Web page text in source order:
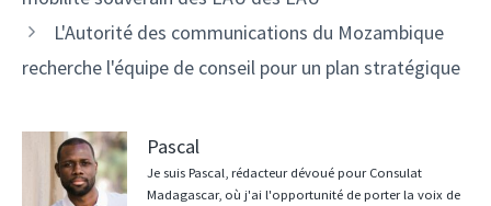
L'Autorité des communications du Mozambique
recherche l'équipe de conseil pour un plan stratégique
Pascal
Je suis Pascal, rédacteur dévoué pour Consulat
Madagascar, où j'ai l'opportunité de porter la voix de